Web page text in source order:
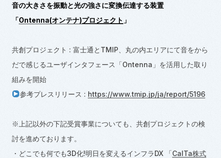
音の大きさを振動と光の強さに変換伝達する装置
「Ontenna(オンテナ)プロジェクト 」
共創プロジェクト : 富士通とTMIP、丸の内エリアにて音をから
だで感じるユーザインタフェース「Ontenna」を活用した取り
組みを開始
参考プレスリリース : https://www.tmip.jp/ja/report/5196
※上記以外の下記受賞事業についても、共創プロジェクトの検
討を進めております。
・どこでも何でも3D化!明日を変えるインフラDX 「CalTa株式